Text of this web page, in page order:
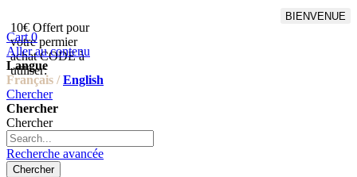
10€ Offert pour
votre permier
achat CODE à
utiliser:
BIENVENUE
Cart 0
Aller au contenu
Langue
Français / English
Chercher
Chercher
Chercher
Recherche avancée
Chercher